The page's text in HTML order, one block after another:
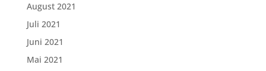
August 2021
Juli 2021
Juni 2021
Mai 2021